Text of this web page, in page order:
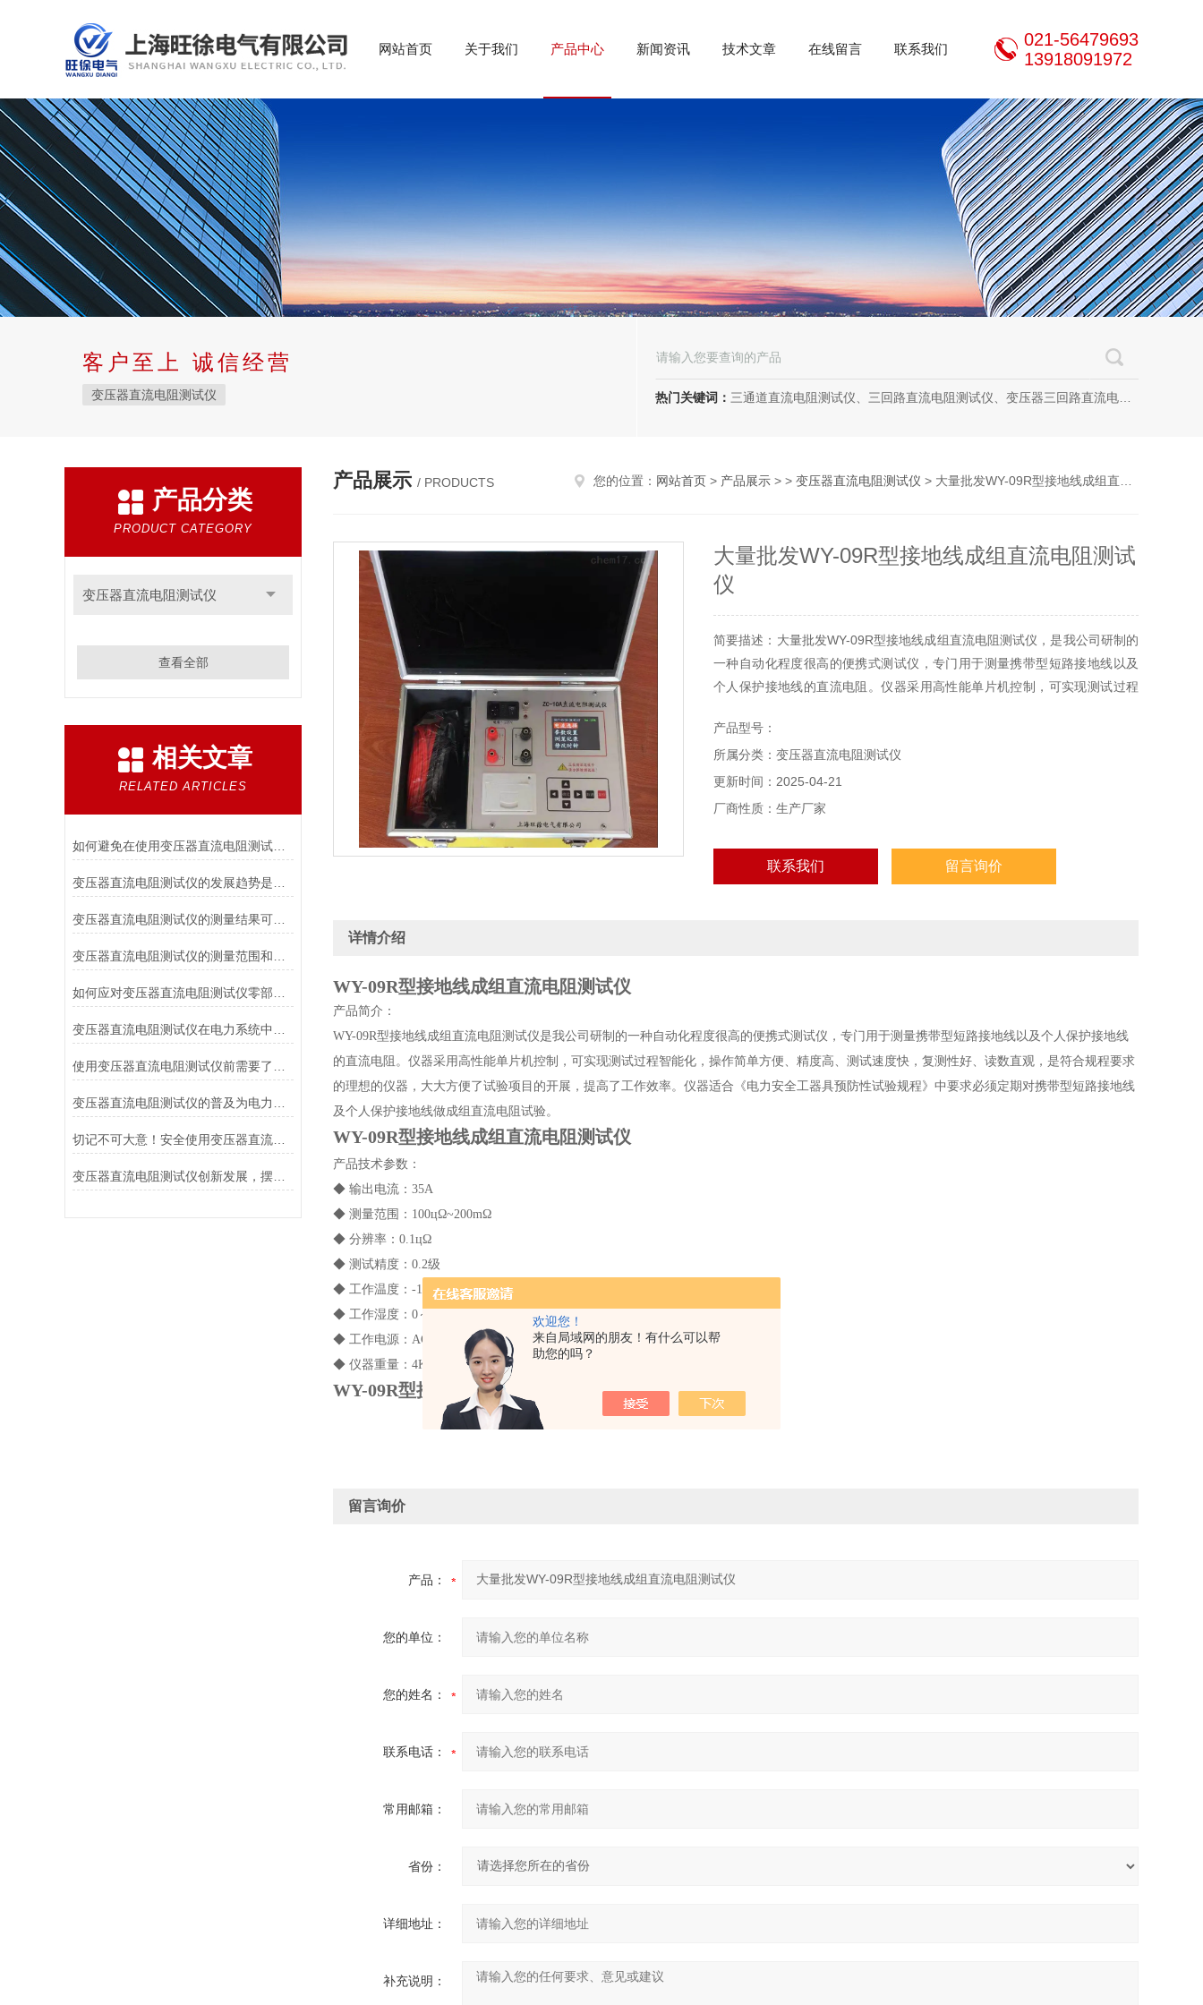
欢迎您！
来自局域网的朋友！有什么可以帮
助您的吗？
网站首页 关于我们 产品中心 新闻资讯 技术文章 在线留言 联系我们
021-56479693
13918091972
客户至上 诚信经营
变压器直流电阻测试仪 热门关键词： 三通道直流电阻测试仪、三回路直流电阻测试仪、变压器三回路直流电阻测试仪、手持式三相直流电阻测试仪、三通道助磁直流电阻测试仪
产品分类
PRODUCT CATEGORY
变压器直流电阻测试仪
查看全部
相关文章
RELATED ARTICLES
如何避免在使用变压器直流电阻测试仪时对被测变压器造成损伤？
变压器直流电阻测试仪的测量结果可靠性如何？
切记不可大意！安全使用变压器直流电阻测试仪
变压器直流电阻测试仪创新发展，摆脱传统
产品展示 / PRODUCTS 您的位置： 网站首页 > 产品展示 > > 变压器直流电阻测试仪 > 大量批发WY-09R型接地线成组直流电阻测试仪
大量批发WY-09R型接地线成组直流电阻测试
仪
简要描述：大量批发WY-09R型接地线成组直流电阻测试仪，是我公司研制的
一种自动化程度很高的便携式测试仪，专门用于测量携带型短路接地线以及
个人保护接地线的直流电阻。仪器采用高性能单片机控制，可实现测试过程
产品型号：
所属分类：变压器直流电阻测试仪
更新时间：2025-04-21
厂商性质：生产厂家
联系我们 留言询价
详情介绍
WY-09R型接地线成组直流电阻测试仪
产品简介：
WY-09R型接地线成组直流电阻测试仪是我公司研制的一种自动化程度很高的便携式测试仪，专门用于测量携带型短路接地线以及个人保护接地线
的直流电阻。仪器采用高性能单片机控制，可实现测试过程智能化，操作简单方便、精度高、测试速度快，复测性好、读数直观，是符合规程要求
的理想的仪器，大大方便了试验项目的开展，提高了工作效率。仪器适合《电力安全工器具预防性试验规程》中要求必须定期对携带型短路接地线
及个人保护接地线做成组直流电阻试验。
WY-09R型接地线成组直流电阻测试仪
产品技术参数：
◆ 输出电流：35A
◆ 测量范围：100цΩ~200mΩ
◆ 分辨率：0.1цΩ
◆ 测试精度：0.2级
◆ 工作温度：-10℃～50℃
◆ 工作湿度：0～80%
◆ 工作电源：AC220V±10% 50HZ±1HZ
◆ 仪器重量：4Kg
WY-09R型接地线成组直流电阻测试仪
留言询价
产品：
您的单位：
您的姓名：
联系电话：
常用邮箱：
省份：
详细地址：
补充说明：